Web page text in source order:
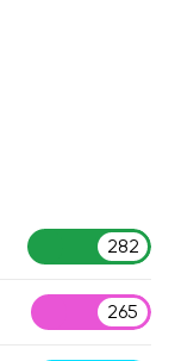
282
265